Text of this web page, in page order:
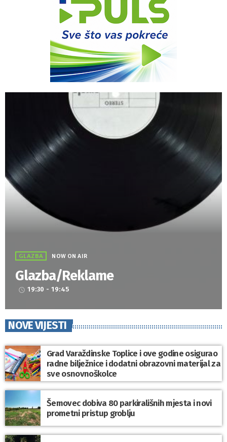
GLAZBA NOW ON AIR
Glazba/Reklame
access_time 19:30 - 19:45
NOVE VIJESTI
Grad Varaždinske Toplice i ove godine osigurao
radne bilježnice i dodatni obrazovni materijal za
sve osnovnoškolce
Šemovec dobiva 80 parkirališnih mjesta i novi
prometni pristup groblju